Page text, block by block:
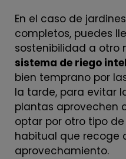
En el caso de
completos, puedes
sostenibilidad a otro
sistema de riego
bien temprano por
la tarde, para evitar
plantas aprovechen
optar por otro tipo
habitual que recoge
aprovechamiento.